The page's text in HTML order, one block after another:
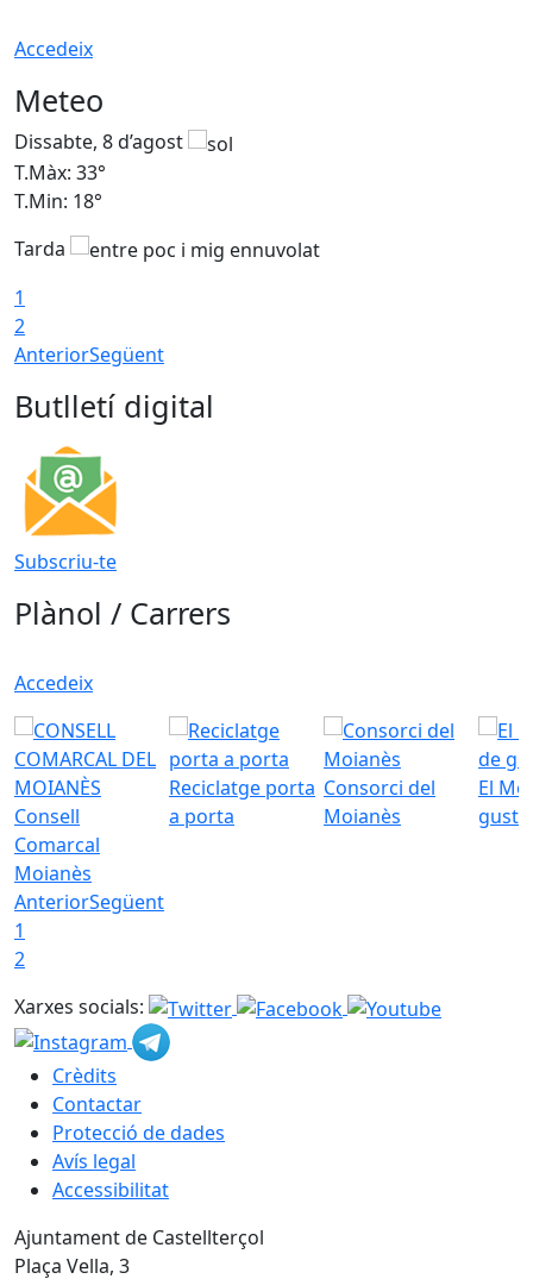
Accedeix
Meteo
Dissabte, 8 d’agost
T.Màx: 33°
T.Min: 18°
Tarda
1
2
AnteriorSegüent
Butlletí digital
Subscriu-te
Plànol / Carrers
Accedeix
Consell
Comarcal
Moianès
Reciclatge porta
a porta
Consorci del
Moianès
El
gust
AnteriorSegüent
1
2
Xarxes socials:
Crèdits
Contactar
Protecció de dades
Avís legal
Accessibilitat
Ajuntament de Castellterçol
Plaça Vella, 3